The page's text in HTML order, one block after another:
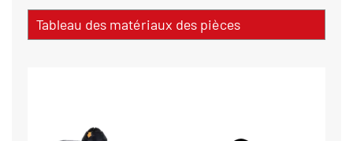
Tableau des matériaux des pièces